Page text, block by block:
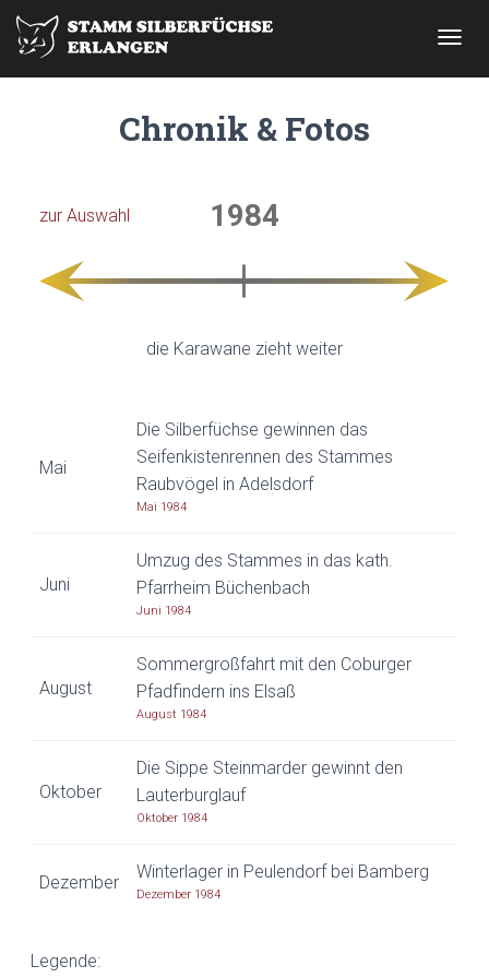
Chronik & Fotos
zur Auswahl 1984
die Karawane zieht weiter
Mai
Die Silberfüchse gewinnen das
Seifenkistenrennen des Stammes
Raubvögel in Adelsdorf
Mai 1984
Juni
Umzug des Stammes in das kath.
Pfarrheim Büchenbach
Juni 1984
August
Sommergroßfahrt mit den Coburger
Pfadfindern ins Elsaß
August 1984
Oktober
Die Sippe Steinmarder gewinnt den
Lauterburglauf
Oktober 1984
Dezember
Winterlager in Peulendorf bei Bamberg
Dezember 1984
Legende: